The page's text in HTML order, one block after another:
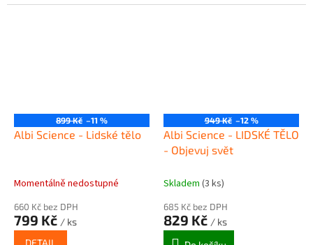
tvorů a ještě mnohem víc!
a ještě mnohem víc!
899 Kč –11 %
Albi Science - Lidské tělo
Momentálně nedostupné
660 Kč bez DPH
799 Kč / ks
DETAIL
949 Kč –12 %
Albi Science - LIDSKÉ TĚLO
- Objevuj svět
Skladem (3 ks)
685 Kč bez DPH
829 Kč / ks